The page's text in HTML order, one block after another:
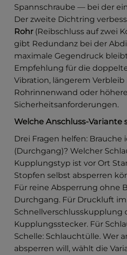
Spannschraube — bei der
Der zweite Dichtring
Rohr(Reibschluss auf zwei
gibt Redundanz bei der
maximale Gegendruck
Empfehlung für die
Vibration, längerem
Rohrinnenwand oder
Sicherheitsanforderungen.
Welche Anschluss-Variante
Drei Fragen helfen: Brauche
(Durchgang)? Welcher
Kupplungstyp ist vor Ort
Stopfen selbst absperren
Für reine Absperrung ohne
Durchgang. Für Druckluft
Schnellverschlusskupplung
Kupplungsstecker. Für
Schelle: Schlauchtülle. Wer
absperren will, wählt die